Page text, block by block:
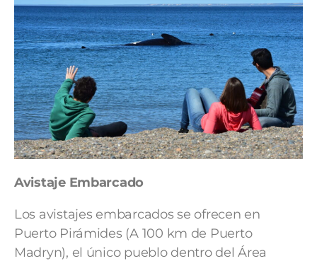
Avistaje Embarcado
Los avistajes embarcados se ofrecen en
Puerto Pirámides (A 100 km de Puerto
Madryn), el único pueblo dentro del Área